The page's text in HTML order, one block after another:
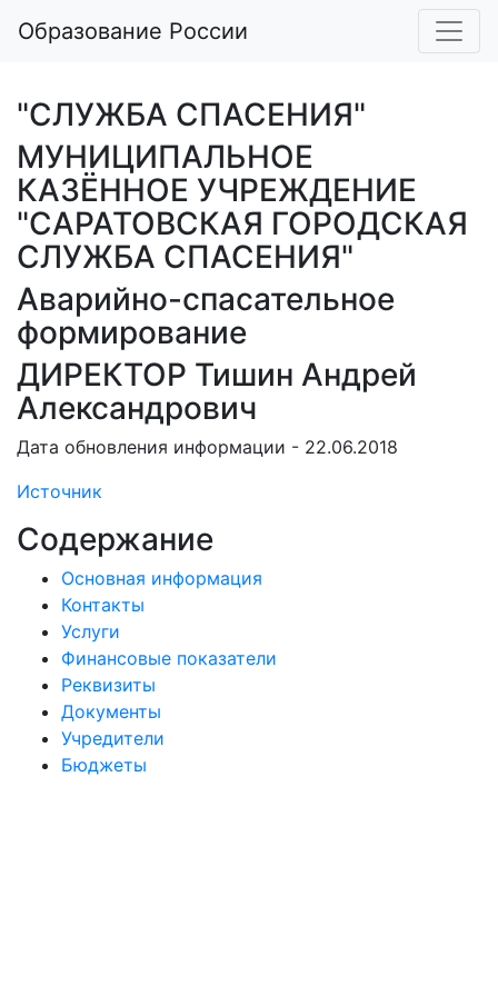
Образование России
"СЛУЖБА СПАСЕНИЯ"
МУНИЦИПАЛЬНОЕ
КАЗЁННОЕ УЧРЕЖДЕНИЕ
"САРАТОВСКАЯ ГОРОДСКАЯ
СЛУЖБА СПАСЕНИЯ"
Аварийно-спасательное
формирование
ДИРЕКТОР Тишин Андрей
Александрович
Дата обновления информации - 22.06.2018
Источник
Содержание
Основная информация
Контакты
Услуги
Финансовые показатели
Реквизиты
Документы
Учредители
Бюджеты